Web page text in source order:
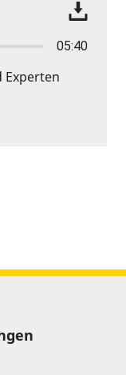
05:40
Experten